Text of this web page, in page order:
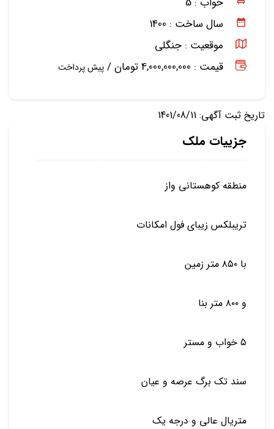
سال ساخت : 1400
موقعیت : جنگلی
قیمت : 4,000,000,000 تومان /
پیش پرداخت
تاریخ ثبت آگهی: 1401/08/11
جزییات ملک
منطقه کوهستانی واز
تریبلکس زیبای فول امکانات
با ۸۵۰ متر زمین
و ۸۰۰ متر بنا
۵ خواب و مستر
سند تک‌ برگ عرصه‌ و عیان
متریال‌ عالی و درجه یک